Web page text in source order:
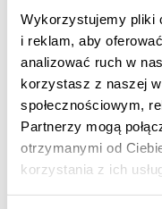
Wykorzystujemy pliki
i reklam, aby
analizować ruch w
korzystasz z naszej
społecznościowym,
Partnerzy mogą
otrzymanymi od
korzystania z ich
N4 13 69,22
N4 14 50,90
15 67,81